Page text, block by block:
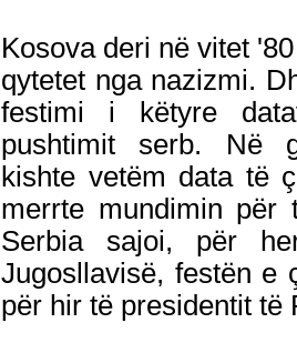
Kosova deri në vitet
qytetet nga nazizmi.
festimi i këtyre
pushtimit serb. Në
kishte vetëm data të
merrte mundimin për
Serbia sajoi, për
Jugosllavisë, festën e
për hir të presidentit të